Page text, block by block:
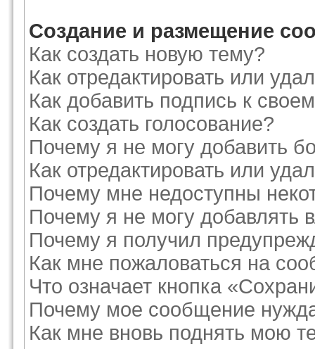
Создание и размещение
Как создать новую тему?
Как отредактировать или
Как добавить подпись к
Как создать голосование?
Почему я не могу добавить
Как отредактировать или
Почему мне недоступны
Почему я не могу добавлять
Почему я получил
Как мне пожаловаться на
Что означает кнопка
Почему мое сообщение
Как мне вновь поднять мою